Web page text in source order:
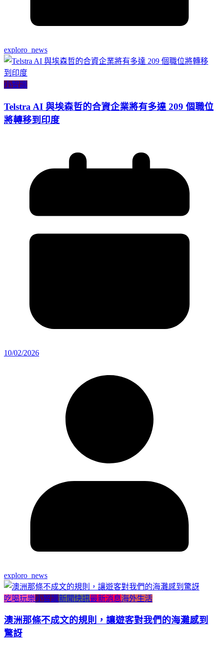
exploro_news
小智識
Telstra AI 與埃森哲的合資企業將有多達 209 個職位
將轉移到印度
10/02/2026
exploro_news
吃喝玩樂小智識新聞快訊最新消息海外生活
澳洲那條不成文的規則，讓遊客對我們的海灘感到
驚訝